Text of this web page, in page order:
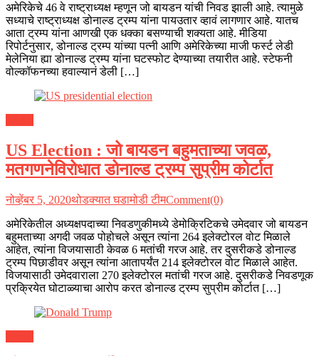
अमेरिकेचे 46 वे राष्ट्राध्यक्ष म्हणून जो बायडन यांची निवड झाली आहे. त्यामुळे
सध्याचे राष्ट्राध्यक्ष डोनाल्ड ट्रम्प यांना पायउतार व्हावं लागणार आहे. यातच
आता ट्रम्प यांना आणखी एक धक्का बसण्याची शक्यता आहे. मीडिया
रिपोर्टनुसार, डोनाल्ड ट्रम्प यांच्या पत्नी आणि अमेरिकेच्या माजी फर्स्ट लेडी
मेलेनिया ह्या डोनाल्ड ट्रम्प यांना घटस्फोट देण्याच्या तयारीत आहे. स्टेफनी
वोल्कॉफनच्या हवाल्यानं डेली […]
US Election : जो बायडन बहुमताच्या जवळ,
मतगणनेविरोधात डोनाल्ड ट्रम्प सुप्रीम कोर्टात
नोव्हेंबर 5, 2020थोडक्यात घडामोडी टीमComment(0)
अमेरिकेतील अध्यक्षपदाच्या निवडणुकीमध्ये डेमोक्रिटिकचे उमेदवार जो बायडन
बहुमताच्या अगदी जवळ पोहोचले असून त्यांना 264 इलेक्टोरल वोट मिळाले
आहेत, त्यांना विजयासाठी केवळ 6 मतांची गरज आहे. तर दुसरीकडे डोनाल्ड
ट्रम्प पिछाडीवर असून त्यांना आतापर्यंत 214 इलेक्टोरल वोट मिळाले आहेत.
विजयासाठी उमेदवाराला 270 इलेक्टोरल मतांची गरज आहे. दुसरीकडे निवडणूक
प्रक्रियेत घोटाळ्याचा आरोप करत डोनाल्ड ट्रम्प सुप्रीम कोर्टात […]